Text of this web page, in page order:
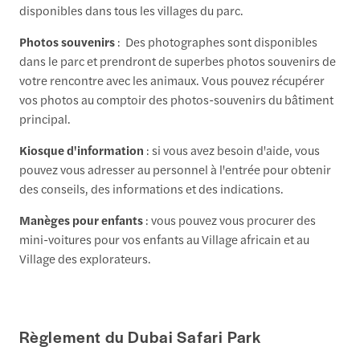
disponibles dans tous les villages du parc.
Photos souvenirs: Des photographes sont disponibles
dans le parc et prendront de superbes photos souvenirs de
votre rencontre avec les animaux. Vous pouvez récupérer
vos photos au comptoir des photos-souvenirs du bâtiment
principal.
Kiosque d'information : si vous avez besoin d'aide, vous
pouvez vous adresser au personnel à l'entrée pour obtenir
des conseils, des informations et des indications.
Manèges pour enfants: vous pouvez vous procurer des
mini-voitures pour vos enfants au Village africain et au
Village des explorateurs.
Règlement du Dubai Safari Park